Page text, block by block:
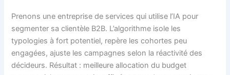
Prenons une entreprise de services qui utilise l’IA pour
segmenter sa clientèle B2B. L’algorithme isole les
typologies à fort potentiel, repère les cohortes peu
engagées, ajuste les campagnes selon la réactivité des
décideurs. Résultat : meilleure allocation du budget